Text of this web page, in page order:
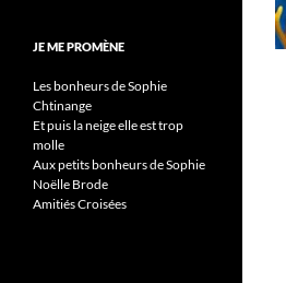
JE ME PROMÈNE
Les bonheurs de Sophie
Chtinange
Et puis la neige elle est trop
molle
Aux petits bonheurs de Sophie
Noëlle Brode
Amitiés Croisées